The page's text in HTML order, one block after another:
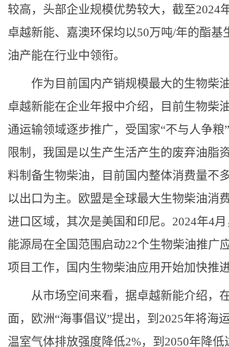
较高，头部企业规模优势较大，截至2024
卓越新能、嘉澳环保均以50万吨/年的酯基
油产能在行业中领衔。
作为目前国内产销规模最大的生物柴
卓越新能在企业年报中介绍，目前生物柴
通运输领域逐步推广，受国家“不与人争粮
限制，我国是以生产生活产生的废弃油脂
料制备生物柴油，目前国内整体消费量不
以出口为主。欧盟是全球最大生物柴油消
进口区域，其次是美国和印尼。 2024年4
能源局在全国范围启动22个生物柴油推广
项目工作，国内生物柴油应用开始加快推
从市场空间来看，据卓越新能介绍，
面，欧洲“海事倡议”提出，到2025年将海
温室气体排放强度降低2%，到2050年降低